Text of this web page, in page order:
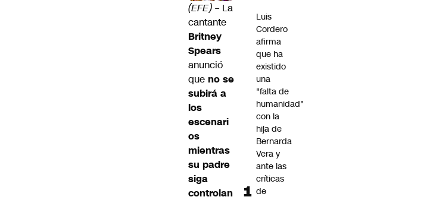
(EFE) – La
cantante
Britney
Spears
anunció
que no se
subirá a
los
escenari
os
mientras
su padre
siga
controlan
Luis
Cordero
afirma
que ha
existido
una
"falta de
humanidad"
con la
hija de
Bernarda
Vera y
ante las
críticas
de